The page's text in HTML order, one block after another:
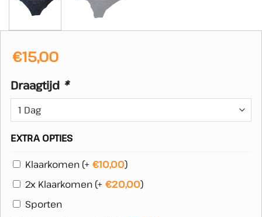
€15,00
Draagtijd *
EXTRA OPTIES
Klaarkomen (+ €10,00)
2x Klaarkomen (+ €20,00)
Sporten